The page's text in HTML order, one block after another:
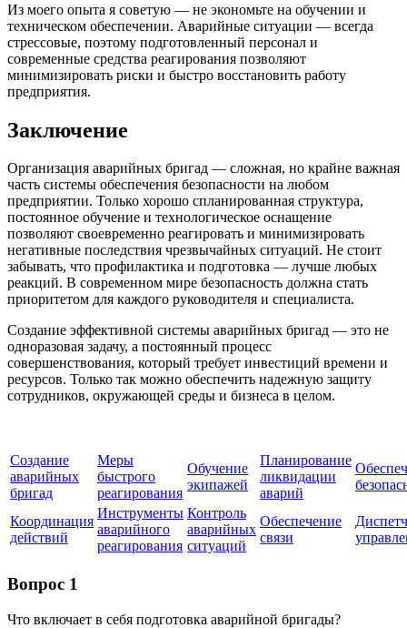
Из моего опыта я советую — не экономьте на обучении и
техническом обеспечении. Аварийные ситуации — всегда
стрессовые, поэтому подготовленный персонал и
современные средства реагирования позволяют
минимизировать риски и быстро восстановить работу
предприятия.
Заключение
Организация аварийных бригад — сложная, но крайне важная
часть системы обеспечения безопасности на любом
предприятии. Только хорошо спланированная структура,
постоянное обучение и технологическое оснащение
позволяют своевременно реагировать и минимизировать
негативные последствия чрезвычайных ситуаций. Не стоит
забывать, что профилактика и подготовка — лучше любых
реакций. В современном мире безопасность должна стать
приоритетом для каждого руководителя и специалиста.
Создание эффективной системы аварийных бригад — это не
одноразовая задачу, а постоянный процесс
совершенствования, который требует инвестиций времени и
ресурсов. Только так можно обеспечить надежную защиту
сотрудников, окружающей среды и бизнеса в целом.
Создание
аварийных
бригад
Меры
быстрого
реагирования
Обучение
экипажей
Планирование
ликвидации
аварий
Координация
действий
Инструменты
аварийного
реагирования
Контроль
аварийных
ситуаций
Обеспечение
связи
Вопрос 1
Что включает в себя подготовка аварийной бригады?